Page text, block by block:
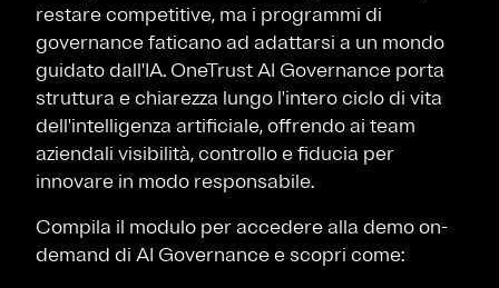
restare competitive, ma i programmi di
governance faticano ad adattarsi a un mondo
guidato dall'IA. OneTrust AI Governance porta
struttura e chiarezza lungo l'intero ciclo di vita
dell'intelligenza artificiale, offrendo ai team
aziendali visibilità, controllo e fiducia per
innovare in modo responsabile.
Compila il modulo per accedere alla demo on-
demand di AI Governance e scopri come: